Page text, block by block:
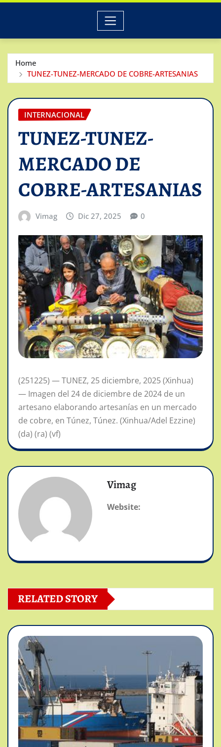
Home
TUNEZ-TUNEZ-MERCADO DE COBRE-ARTESANIAS
INTERNACIONAL
TUNEZ-TUNEZ-
MERCADO DE
COBRE-ARTESANIAS
Vimag Dic 27, 2025 0
(251225) — TUNEZ, 25 diciembre, 2025 (Xinhua)
— Imagen del 24 de diciembre de 2024 de un
artesano elaborando artesanías en un mercado
de cobre, en Túnez, Túnez. (Xinhua/Adel Ezzine)
(da) (ra) (vf)
Vimag
Website:
RELATED STORY